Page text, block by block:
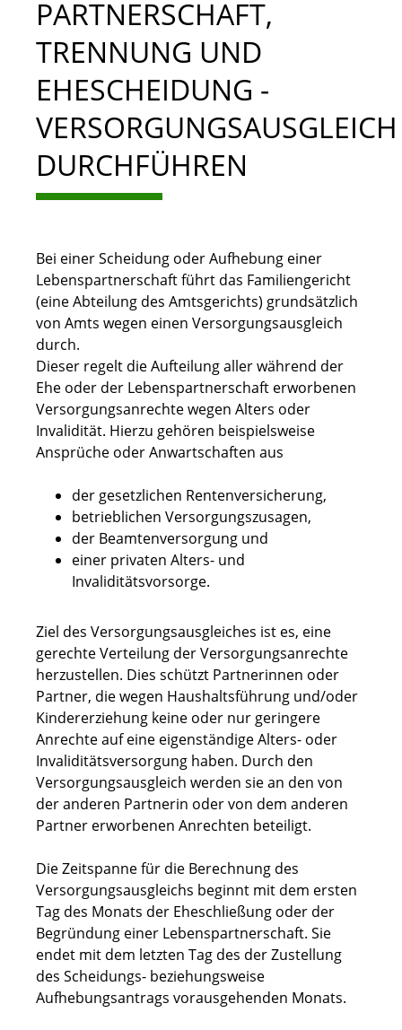
PARTNERSCHAFT,
TRENNUNG UND
EHESCHEIDUNG -
VERSORGUNGSAUSGLEICH
DURCHFÜHREN
Bei einer Scheidung oder Aufhebung einer
Lebenspartnerschaft führt das Familiengericht
(eine Abteilung des Amtsgerichts) grundsätzlich
von Amts wegen einen Versorgungsausgleich
durch.
Dieser regelt die Aufteilung aller während der
Ehe oder der Lebenspartnerschaft erworbenen
Versorgungsanrechte wegen Alters oder
Invalidität. Hierzu gehören beispielsweise
Ansprüche oder Anwartschaften aus
der gesetzlichen Rentenversicherung,
betrieblichen Versorgungszusagen,
der Beamtenversorgung und
einer privaten Alters- und
Invaliditätsvorsorge.
Ziel des Versorgungsausgleiches ist es, eine
gerechte Verteilung der Versorgungsanrechte
herzustellen. Dies schützt Partnerinnen oder
Partner, die wegen Haushaltsführung und/oder
Kindererziehung keine oder nur geringere
Anrechte auf eine eigenständige Alters- oder
Invaliditätsversorgung haben. Durch den
Versorgungsausgleich werden sie an den von
der anderen Partnerin oder von dem anderen
Partner erworbenen Anrechten beteiligt.
Die Zeitspanne für die Berechnung des
Versorgungsausgleichs beginnt mit dem ersten
Tag des Monats der Eheschließung oder der
Begründung einer Lebenspartnerschaft. Sie
endet mit dem letzten Tag des der Zustellung
des Scheidungs- beziehungsweise
Aufhebungsantrags vorausgehenden Monats.